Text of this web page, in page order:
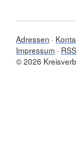
Adressen
Impressum
© 2026